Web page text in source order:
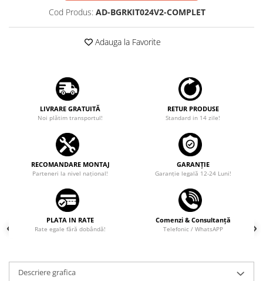
Cod Produs: AD-BGRKIT024V2-COMPLET
Adauga la Favorite
LIVRARE GRATUITĂ
Noi plătim transportul!
RETUR PRODUSE
Standard in 14 zile!
RECOMANDARE MONTAJ
Parteneri la nivel național!
GARANȚIE
Garanţie legală 12-24 Luni!
PLATA IN RATE
Rate egale fără dobândă!
Comenzi & Consultanță
Telefonic / WhatsAPP
Descriere grafica